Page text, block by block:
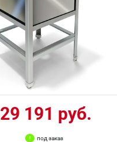
29 191 руб.
под заказ